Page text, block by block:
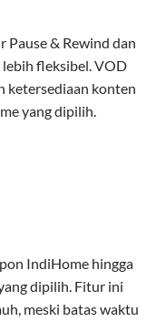
ke rumah
beberapa
tetap lancar.
& Rewind dan
fleksibel. VOD
ketersediaan konten
yang dipilih.
IndiHome hingga
dipilih. Fitur ini
meski batas waktu